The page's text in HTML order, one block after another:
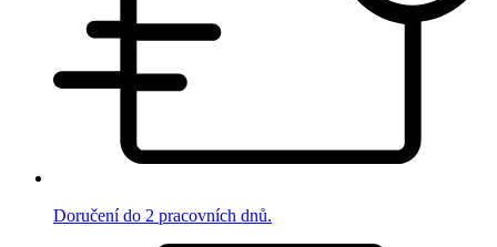
Doručení do 2 pracovních dnů.